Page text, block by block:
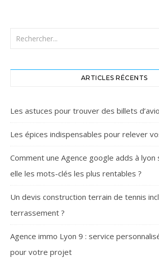
ARTICLES RÉCENTS
Les astuces pour trouver des billets
Les épices indispensables pour relever
Comment une Agence google adds à
elle les mots-clés les plus rentables ?
Un devis construction terrain de tennis
terrassement ?
Agence immo Lyon 9 : service
pour votre projet